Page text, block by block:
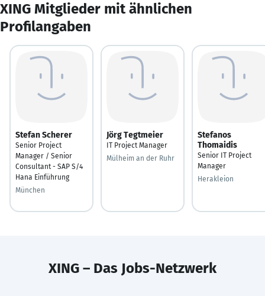
XING Mitglieder mit ähnlichen
Profilangaben
Stefan Scherer
Senior Project
Manager / Senior
Consultant - SAP S/4
Hana Einführung
München
Jörg Tegtmeier
IT Project Manager
Mülheim an der Ruhr
Stefanos
Thomaidis
Senior IT Project
Manager
Herakleion
XING – Das Jobs-Netzwerk